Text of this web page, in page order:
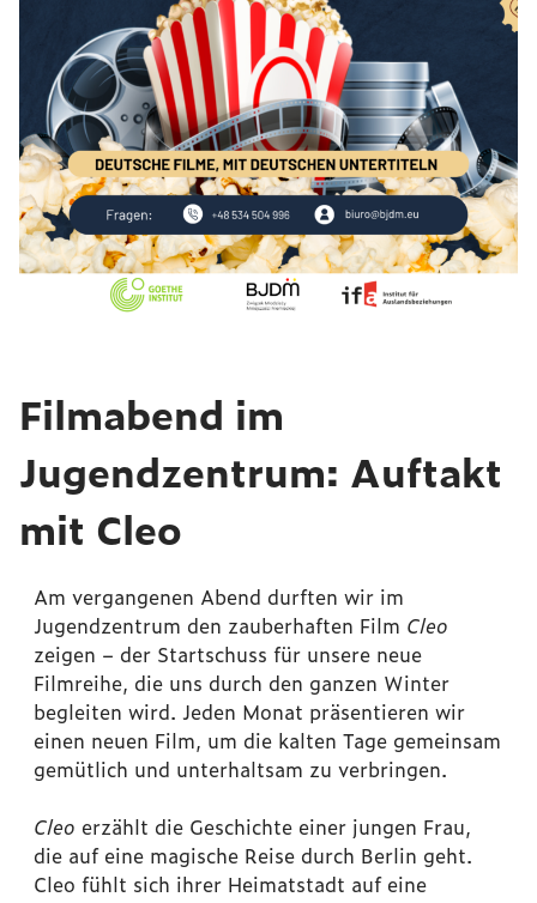
Filmabend im
Jugendzentrum: Auftakt
mit Cleo
Am vergangenen Abend durften wir im
Jugendzentrum den zauberhaften Film Cleo
zeigen – der Startschuss für unsere neue
Filmreihe, die uns durch den ganzen Winter
begleiten wird. Jeden Monat präsentieren wir
einen neuen Film, um die kalten Tage gemeinsam
gemütlich und unterhaltsam zu verbringen.
Cleo erzählt die Geschichte einer jungen Frau,
die auf eine magische Reise durch Berlin geht.
Cleo fühlt sich ihrer Heimatstadt auf eine